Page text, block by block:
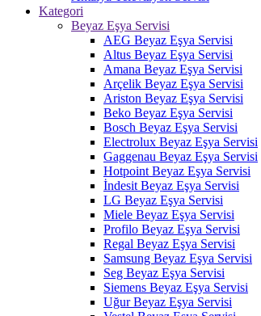
Kategori
Beyaz Eşya Servisi
AEG Beyaz Eşya Servisi
Altus Beyaz Eşya Servisi
Amana Beyaz Eşya Servisi
Arçelik Beyaz Eşya Servisi
Ariston Beyaz Eşya Servisi
Beko Beyaz Eşya Servisi
Bosch Beyaz Eşya Servisi
Electrolux Beyaz Eşya Servisi
Gaggenau Beyaz Eşya Servisi
Hotpoint Beyaz Eşya Servisi
İndesit Beyaz Eşya Servisi
LG Beyaz Eşya Servisi
Miele Beyaz Eşya Servisi
Profilo Beyaz Eşya Servisi
Regal Beyaz Eşya Servisi
Samsung Beyaz Eşya Servisi
Seg Beyaz Eşya Servisi
Siemens Beyaz Eşya Servisi
Uğur Beyaz Eşya Servisi